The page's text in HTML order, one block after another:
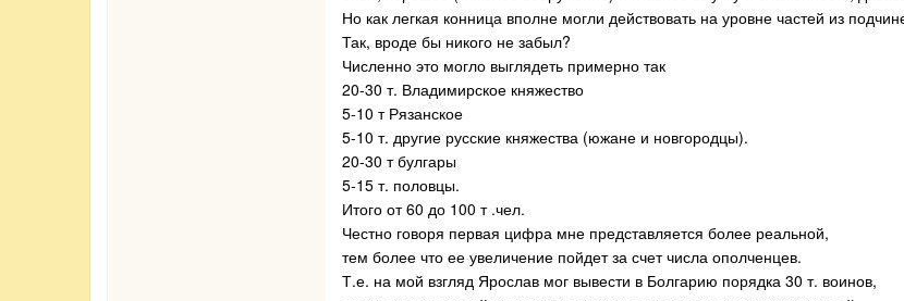
Но как легкая конница вполне могли действовать на уровне частей из
Так, вроде бы никого не забыл?
Численно это могло выглядеть примерно так
20-30 т. Владимирское княжество
5-10 т Рязанское
5-10 т. другие русские княжества (южане и новгородцы).
20-30 т булгары
5-15 т. половцы.
Итого от 60 до 100 т .чел.
Честно говоря первая цифра мне представляется более реальной,
тем более что ее увеличение пойдет за счет числа ополченцев.
Т.е. на мой взгляд Ярослав мог вывести в Болгарию порядка 30 т. воинов,